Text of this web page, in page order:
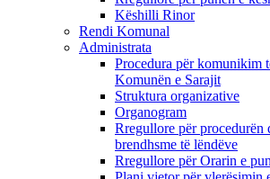
Këshilli Rinor
Rendi Komunal
Administrata
Procedura për komunikim
Komunën e Sarajit
Struktura organizative
Organogram
Rregullore për procedurën
brendhsme të lëndëve
Rregullore për Orarin e